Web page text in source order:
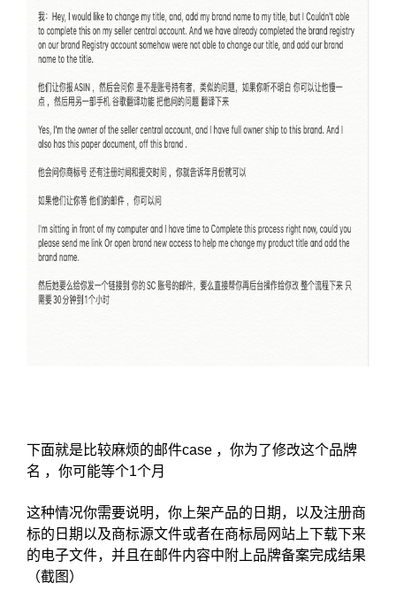
下面就是比较麻烦的邮件case ，你为了修改这个品牌
名 ，你可能等个1个月
这种情况你需要说明，你上架产品的日期，以及注册商
标的日期以及商标源文件或者在商标局网站上下载下来
的电子文件，并且在邮件内容中附上品牌备案完成结果
（截图）